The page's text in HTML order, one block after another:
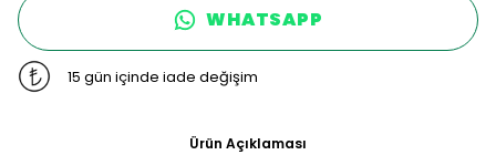
WHATSAPP
15 gün içinde iade değişim
Ürün Açıklaması